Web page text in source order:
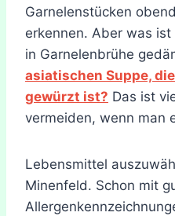
Garnelenstücken
erkennen. Aber was
in Garnelenbrühe
asiatischen Suppe,
gewürzt ist? Das ist
vermeiden, wenn man
Lebensmittel
Minenfeld. Schon mit